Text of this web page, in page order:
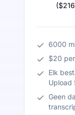
($216
6000
$20
Elk
Upload
Geen